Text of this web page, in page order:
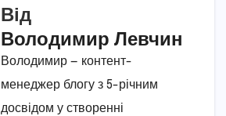
Від
Володимир Левчин
Володимир — контент-
менеджер блогу з 5-річним
досвідом у створенні